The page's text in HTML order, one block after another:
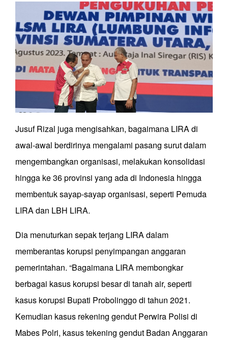
Jusuf Rizal juga mengisahkan, bagaimana LIRA di
awal-awal berdirinya mengalami pasang surut dalam
mengembangkan organisasi, melakukan konsolidasi
hingga ke 36 provinsi yang ada di Indonesia hingga
membentuk sayap-sayap organisasi, seperti Pemuda
LIRA dan LBH LIRA.
Dia menuturkan sepak terjang LIRA dalam
memberantas korupsi penyimpangan anggaran
pemerintahan. “Bagaimana LIRA membongkar
berbagai kasus korupsi besar di tanah air, seperti
kasus korupsi Bupati Probolinggo di tahun 2021.
Kemudian kasus rekening gendut Perwira Polisi di
Mabes Polri, kasus tekening gendut Badan Anggaran